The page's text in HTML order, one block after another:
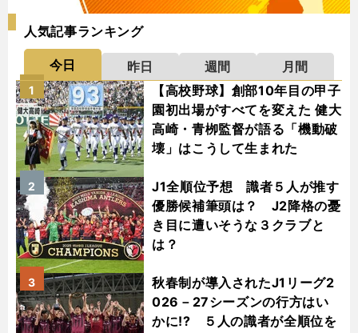
人気記事ランキング
今日 昨日 週間
月間
【高校野球】創部10年目の甲子
園初出場がすべてを変えた 健大
高崎・青栁監督が語る「機動破
壊」はこうして生まれた
1
J1全順位予想 識者５人が推す
優勝候補筆頭は？ J2降格の憂
き目に遭いそうな３クラブと
は？
2
秋春制が導入されたJ1リーグ2
026－27シーズンの行方はい
かに!? ５人の識者が全順位を
3